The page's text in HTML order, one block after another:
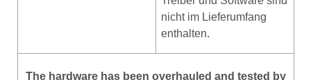
nicht im Lieferumfang
enthalten.
The hardware has been overhauled and tested by